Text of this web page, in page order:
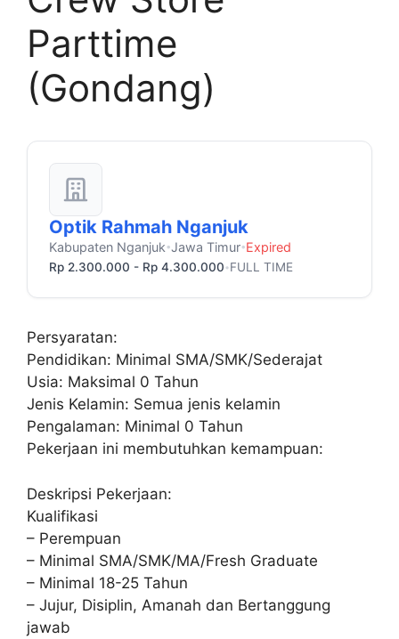
Parttime
(Gondang)
Optik Rahmah Nganjuk
Kabupaten Nganjuk•Jawa Timur•Expired
Rp 2.300.000 - Rp 4.300.000 •FULL TIME
Persyaratan:
Pendidikan: Minimal SMA/SMK/Sederajat
Usia: Maksimal 0 Tahun
Jenis Kelamin: Semua jenis kelamin
Pengalaman: Minimal 0 Tahun
Pekerjaan ini membutuhkan kemampuan:
Deskripsi Pekerjaan:
Kualifikasi
– Perempuan
– Minimal SMA/SMK/MA/Fresh Graduate
– Minimal 18-25 Tahun
– Jujur, Disiplin, Amanah dan Bertanggung
jawab